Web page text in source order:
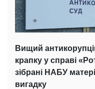
Вищий
крапку у справі
зібрані НАБУ
вигадку